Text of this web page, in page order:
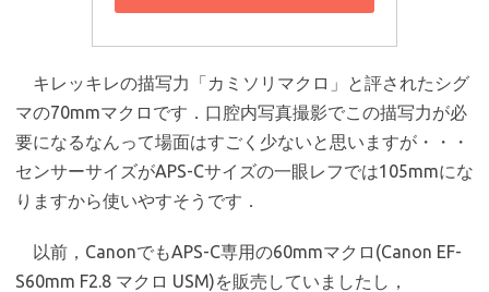
キレッキレの描写力「カミソリマクロ」と評されたシグ
マの70mmマクロです．口腔内写真撮影でこの描写力が必
要になるなんって場面はすごく少ないと思いますが・・・
センサーサイズがAPS-Cサイズの一眼レフでは105mmにな
りますから使いやすそうです．
以前，CanonでもAPS-C専用の60mmマクロ(Canon EF-
S60mm F2.8 マクロ USM)を販売していましたし，